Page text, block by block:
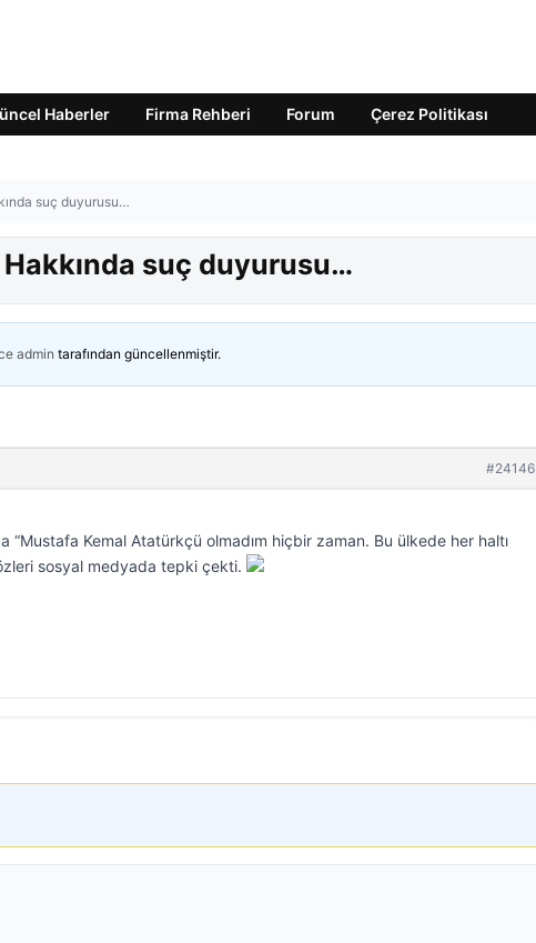
Haberler Firma Rehberi Forum Çerez Politikası
suç duyurusu…
suç duyurusu…
admin tarafından güncellenmiştir.
#24146
“Mustafa Kemal Atatürkçü olmadım hiçbir zaman. Bu ülkede her haltı
sosyal medyada tepki çekti.